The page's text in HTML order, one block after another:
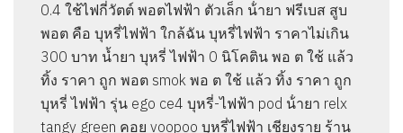
0.4 ใช้ไฟกี่วัตต์ พอตไฟฟ้า ตัวเล็ก น้ํายา ฟรีเบส สูบ
พอต คือ บุหรี่ไฟฟ้า ใกล้ฉัน บุหรี่ไฟฟ้า ราคาไม่เกิน
300 บาท น้ำยา บุหรี่ ไฟฟ้า 0 นิโคติน พอ ต ใช้ แล้ว
ทิ้ง ราคา ถูก พอต smok พอ ต ใช้ แล้ว ทิ้ง ราคา ถูก
บุหรี่ ไฟฟ้า รุ่น ego ce4 บุหรี่-ไฟฟ้า pod น้ํายา relx
tangy green คอย voopoo บุหรี่ไฟฟ้า เชียงราย ร้าน